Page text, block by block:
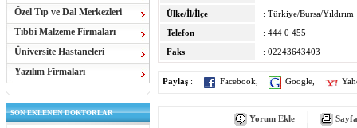
Özel Tıp ve Dal Merkezleri
Tıbbi Malzeme Firmaları
Üniversite Hastaneleri
Yazılım Firmaları
SON EKLENEN DOKTORLAR
Ülke/İl/İlçe
: Türkiye/Bursa/Yıldırım
Telefon
: 444 0 455
Faks
: 02243643403
Paylaş : Facebook Google
Yorum Ekle